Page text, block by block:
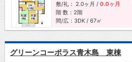
敷/礼： 2.0ヶ月 / 0.0ヶ月
階 数：2階
間/広：3DK / 67㎡
グリーンコーポラス青木島 東棟